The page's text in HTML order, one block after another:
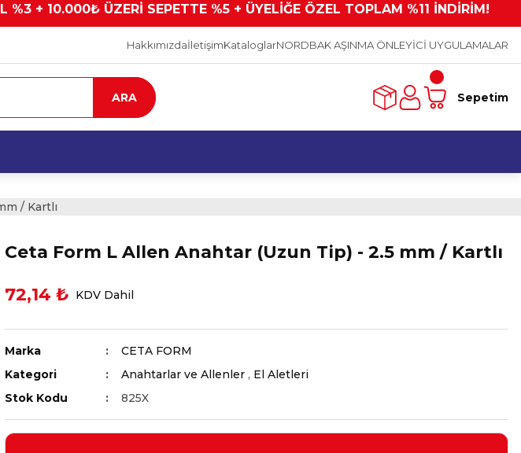
+ 10.000₺ ÜZERİ SEPETTE %5 + ÜYELİĞE ÖZEL TOPLAM %11 İNDİRİM!
HakkımızdaİletişimKataloglarNORDBAK AŞINMA ÖNLEYİCİ UYGULAMALAR
ARA Sepetim
/ Kartlı
Ceta Form L Allen Anahtar (Uzun Tip) - 2.5 mm / Kartlı
72,14 ₺ KDV Dahil
Marka
CETA FORM
Kategori
Anahtarlar ve Allenler , El Aletleri
Stok Kodu
825X